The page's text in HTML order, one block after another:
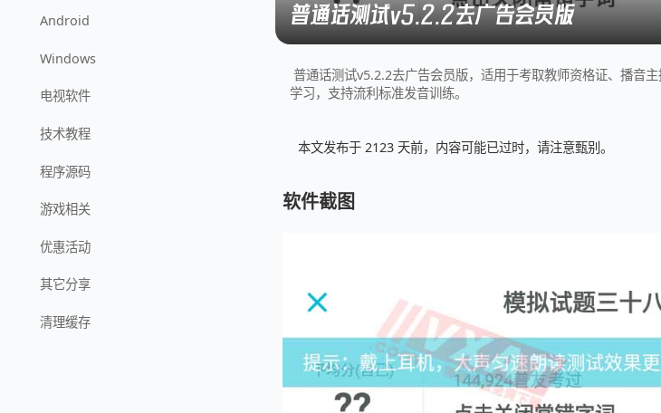
Android
Windows
电视软件
技术教程
程序源码
游戏相关
优惠活动
其它分享
清理缓存
普通话测试v5.2.2去广告会员版
普通话测试v5.2.2去广告会员版，适用于考取教师资格证、播音
学习，支持流利标准发音训练。
本文发布于 2123 天前，内容可能已过时，请注意甄别。
软件截图